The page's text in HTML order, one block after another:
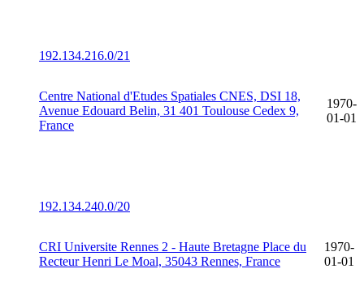
192.134.216.0/21
Centre National d'Etudes Spatiales CNES, DSI 18,
Avenue Edouard Belin, 31 401 Toulouse Cedex 9,
France
1970-
01-01
192.134.240.0/20
CRI Universite Rennes 2 - Haute Bretagne Place du
Recteur Henri Le Moal, 35043 Rennes, France
1970-
01-01